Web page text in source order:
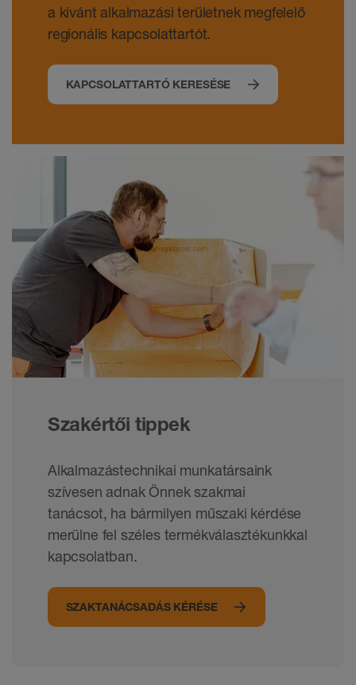
a kívánt alkalmazási területnek megfelelő
regionális kapcsolattartót.
KAPCSOLATTARTÓ KERESÉSE
Szakértői tippek
Alkalmazástechnikai munkatársaink
szívesen adnak Önnek szakmai
tanácsot, ha bármilyen műszaki kérdése
merülne fel széles termékválasztékunkkal
kapcsolatban.
SZAKTANÁCSADÁS KÉRÉSE